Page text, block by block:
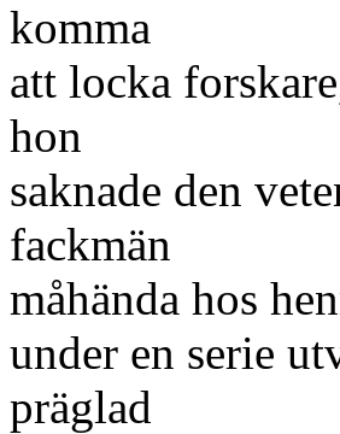
komma
att locka
hon
saknade den
fackmän
måhända hos
under en serie
präglad